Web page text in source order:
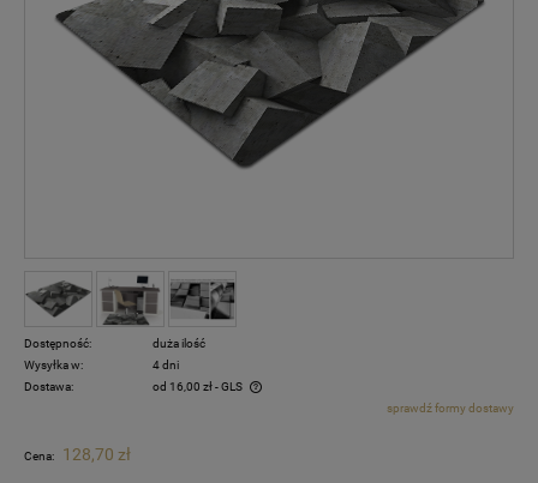
Dostępność:
duża ilość
Wysyłka w:
4 dni
Dostawa:
od 16,00 zł- GLS
Cena nie zawiera ewentualnych kosztów płatnościsprawdź formy dostawy
Cena: 128,70 zł